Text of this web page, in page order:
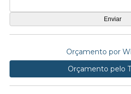
Orçamento por
Orçamento pelo